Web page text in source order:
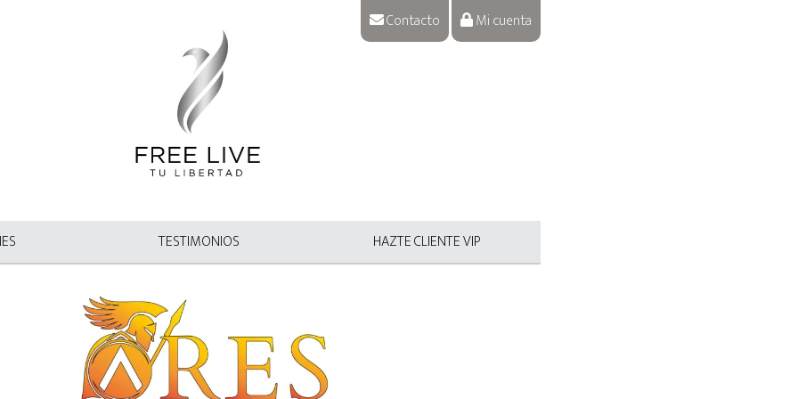
Contacto Mi cuenta
TESTIMONIOS HAZTE CLIENTE VIP